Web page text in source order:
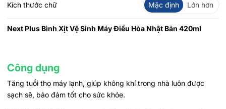
Kích thước chữ Mặc định Lớn hơn
Next Plus Bình Xịt Vệ Sinh Máy Điều Hòa Nhật Bản 420ml
Công dụng
Tăng tuổi thọ máy lạnh, giúp không khí trong nhà luôn được
sạch sẽ, bảo đảm tốt cho sức khỏe.